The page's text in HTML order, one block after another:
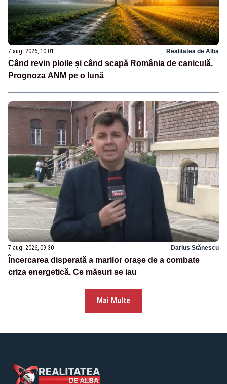
7 aug. 2026, 10:01 Realitatea de Alba
Când revin ploile și când scapă România de caniculă.
Prognoza ANM pe o lună
7 aug. 2026, 09:30 Darius Stănescu
Încercarea disperată a marilor orașe de a combate
criza energetică. Ce măsuri se iau
Mai Multe